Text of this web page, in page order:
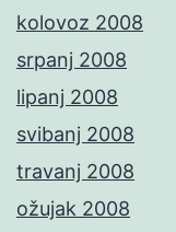
kolovoz 2008
srpanj 2008
lipanj 2008
svibanj 2008
travanj 2008
ožujak 2008